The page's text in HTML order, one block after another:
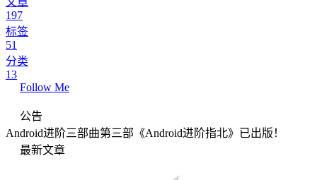
197
标签
51
分类
13
Follow Me
公告
Android进阶三部曲第三部《Android进阶指北》已出版！
最新文章